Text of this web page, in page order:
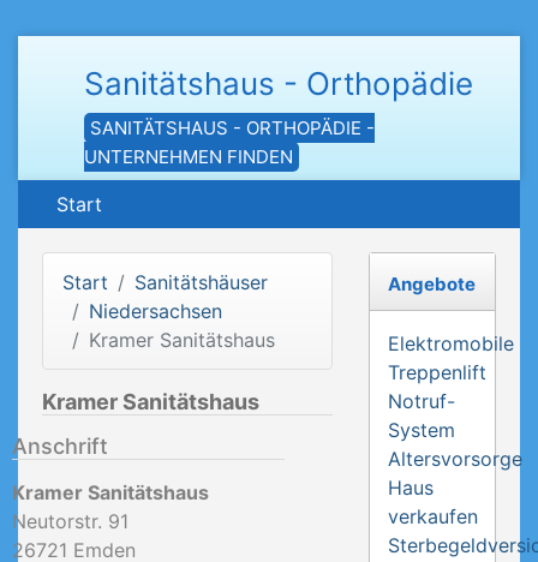
Sanitätshaus - Orthopädie
SANITÄTSHAUS - ORTHOPÄDIE -
UNTERNEHMEN FINDEN
Start
Start
Sanitätshäuser
Niedersachsen
Kramer Sanitätshaus
Kramer Sanitätshaus
Anschrift
Kramer Sanitätshaus
Neutorstr. 91
26721 Emden
Angebote
Elektromobile
Treppenlift
Notruf-
System
Altersvorsorge
Haus
verkaufen